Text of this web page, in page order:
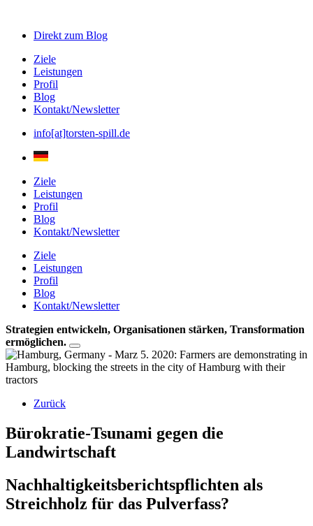
Direkt zum Blog
Ziele
Leistungen
Profil
Blog
Kontakt/Newsletter
info[at]torsten-spill.de
Ziele
Leistungen
Profil
Blog
Kontakt/Newsletter
Ziele
Leistungen
Profil
Blog
Kontakt/Newsletter
Strategien entwickeln, Organisationen stärken, Transformation
ermöglichen.
Zurück
Bürokratie-Tsunami gegen die
Landwirtschaft
Nachhaltigkeitsberichtspflichten als
Streichholz für das Pulverfass?